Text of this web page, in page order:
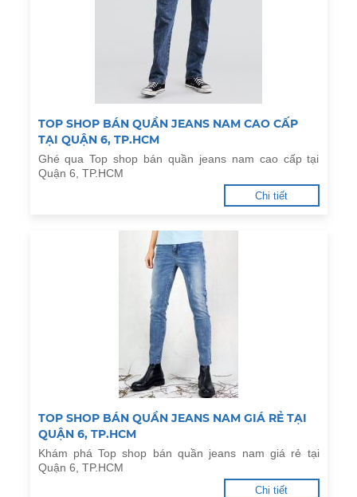
TOP SHOP BÁN QUẦN JEANS NAM CAO CẤP
TẠI QUẬN 6, TP.HCM
Ghé qua Top shop bán quần jeans nam cao cấp tại
Quận 6, TP.HCM
Chi tiết
TOP SHOP BÁN QUẦN JEANS NAM GIÁ RẺ TẠI
QUẬN 6, TP.HCM
Khám phá Top shop bán quần jeans nam giá rẻ tại
Quận 6, TP.HCM
Chi tiết